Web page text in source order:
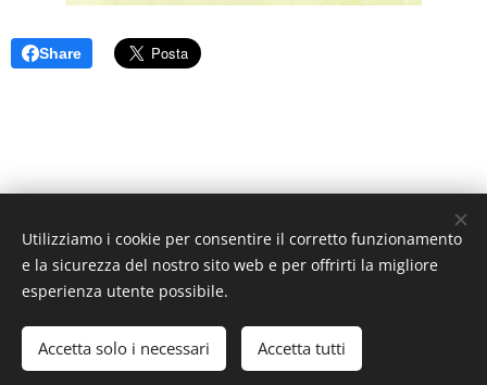
Share
Unione Superiori Generali - Via dei Penitenzieri 19 -00193 ROMA
Cookies
Lingue
Italiano
English Français Español
Utilizziamo i cookie per consentire il corretto funzionamento
e la sicurezza del nostro sito web e per offrirti la migliore
esperienza utente possibile.
Accetta solo i necessari Accetta tutti